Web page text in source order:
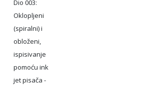
Dio 003:
Oklopljeni
(spiralni) i
obloženi,
ispisivanje
pomoću ink
jet pisača -